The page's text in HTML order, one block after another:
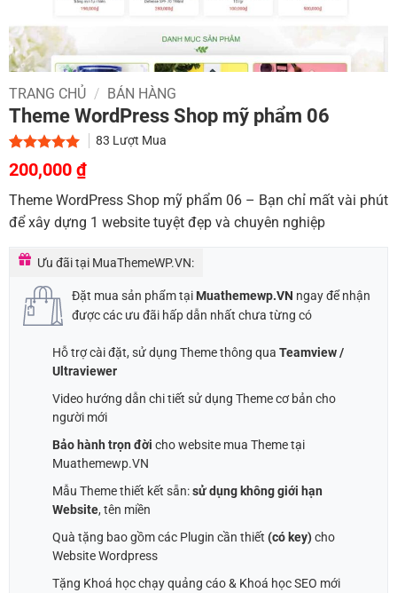
TRANG CHỦ / BÁN HÀNG
Theme WordPress Shop mỹ phẩm 06
5.00trên 5
dựa trên
1
83 Lượt Mua
Giá
gốc
là:
1,000,000 ₫.
200,000 ₫Giá
hiện
tại
200,000 ₫.
Theme WordPress Shop mỹ phẩm 06 – Bạn chỉ mất vài phút
để xây dựng 1 website tuyệt đẹp và chuyên nghiệp
Ưu đãi tại MuaThemeWP.VN:
Đặt mua sản phẩm tại Muathemewp.VN ngay để nhận
được các ưu đãi hấp dẫn nhất chưa từng có
Hỗ trợ cài đặt, sử dụng Theme thông qua Teamview /
Ultraviewer
Video hướng dẫn chi tiết sử dụng Theme cơ bản cho
người mới
Bảo hành trọn đời cho website mua Theme tại
Muathemewp.VN
Mẫu Theme thiết kết sẵn:sử dụng không giới hạn
Website, tên miền
Quà tặng bao gồm các Plugin cần thiết (có key)cho
Website Wordpress
Tặng Khoá học chạy quảng cáo & Khoá học SEO mới